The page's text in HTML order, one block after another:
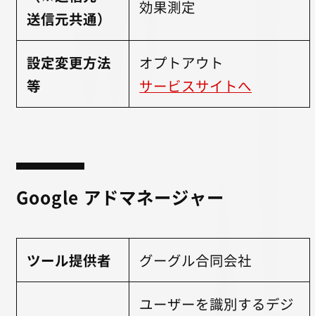
送信元共通）
効果測定
設定変更方法
等
オプトアウト
サービスサイトへ
Google アドマネージャー
ツール提供者 グーグル合同会社
ユーザーを識別するデジ